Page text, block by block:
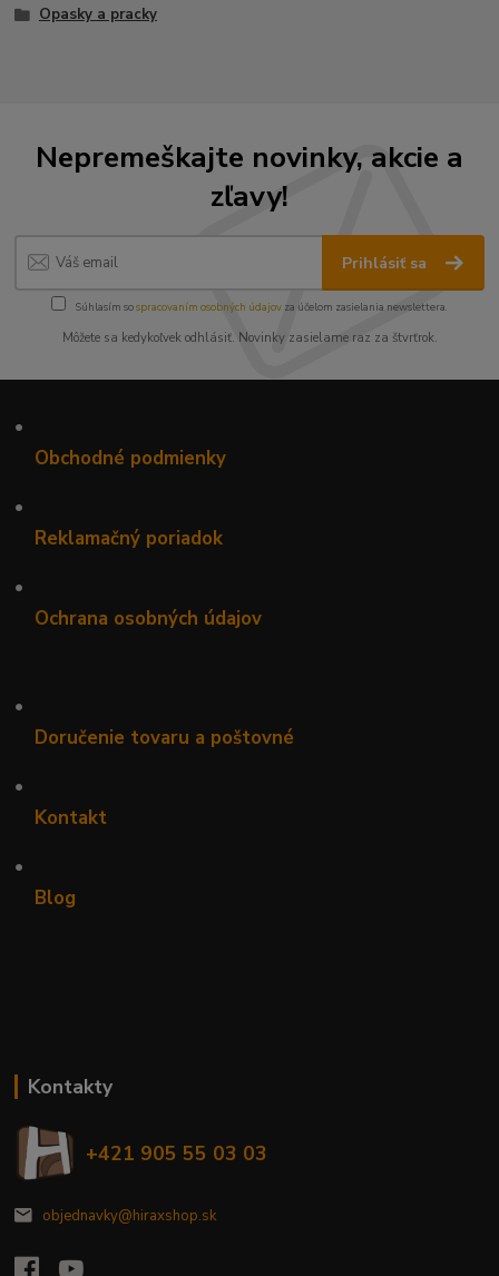
Opasky a pracky
Nepremeškajte novinky, akcie a
zľavy!
Prihlásiť sa
Súhlasím sospracovaním osobných údajov za účelom zasielania newslettera.
Môžete sa kedykoľvek odhlásiť. Novinky zasielame raz za štvrťrok.
•
Obchodné podmienky
•
Reklamačný poriadok
•
Ochrana osobných údajov
•
Doručenie tovaru a poštovné
•
Kontakt
•
Blog
Kontakty
+421 905 55 03 03
objednavky@hiraxshop.sk